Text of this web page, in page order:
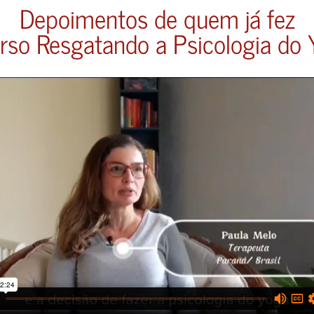
Depoimentos de quem já fez
Resgatando a Psicologia do